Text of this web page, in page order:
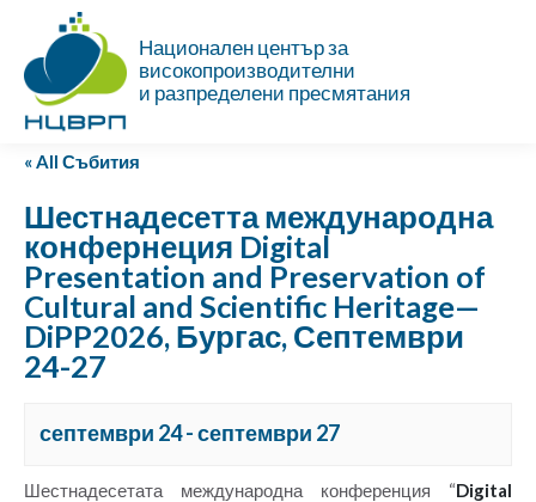
Национален център за
високопроизводителни
и разпределени пресмятания
« All Събития
Шестнадесетта международна
конфернеция Digital
Presentation and Preservation of
Cultural and Scientific Heritage—
DiPP2026, Бургас, Септември
24-27
септември 24-септември 27
Шестнадесетата международна конференция “Digital